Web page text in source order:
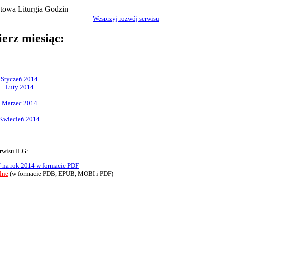
Wesprzyj rozwój serwisu
miesiąc:
Styczeń 2014
Luty 2014
Marzec 2014
2014
ILG:
rok 2014 w formacie PDF
(w formacie PDB, EPUB, MOBI i PDF)